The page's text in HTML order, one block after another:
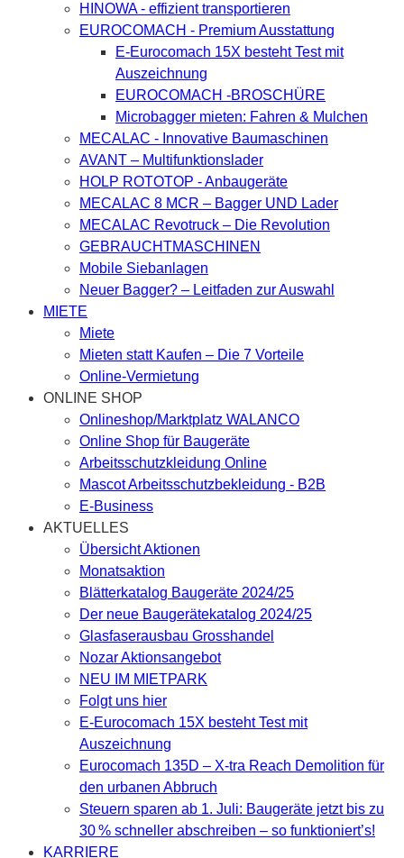
HINOWA - effizient transportieren
EUROCOMACH - Premium Ausstattung
E-Eurocomach 15X besteht Test mit
Auszeichnung
EUROCOMACH -BROSCHÜRE
Microbagger mieten: Fahren & Mulchen
MECALAC - Innovative Baumaschinen
AVANT – Multifunktionslader
HOLP ROTOTOP - Anbaugeräte
MECALAC 8 MCR – Bagger UND Lader
MECALAC Revotruck – Die Revolution
GEBRAUCHTMASCHINEN
Mobile Siebanlagen
Neuer Bagger? – Leitfaden zur Auswahl
MIETE
Miete
Mieten statt Kaufen – Die 7 Vorteile
Online-Vermietung
ONLINE SHOP
Onlineshop/Marktplatz WALANCO
Online Shop für Baugeräte
Arbeitsschutzkleidung Online
Mascot Arbeitsschutzbekleidung - B2B
E-Business
AKTUELLES
Übersicht Aktionen
Monatsaktion
Blätterkatalog Baugeräte 2024/25
Der neue Baugerätekatalog 2024/25
Glasfaserausbau Grosshandel
Nozar Aktionsangebot
NEU IM MIETPARK
Folgt uns hier
E-Eurocomach 15X besteht Test mit
Auszeichnung
Eurocomach 135D – X-tra Reach Demolition für
den urbanen Abbruch
Steuern sparen ab 1. Juli: Baugeräte jetzt bis zu
30 % schneller abschreiben – so funktioniert’s!
KARRIERE